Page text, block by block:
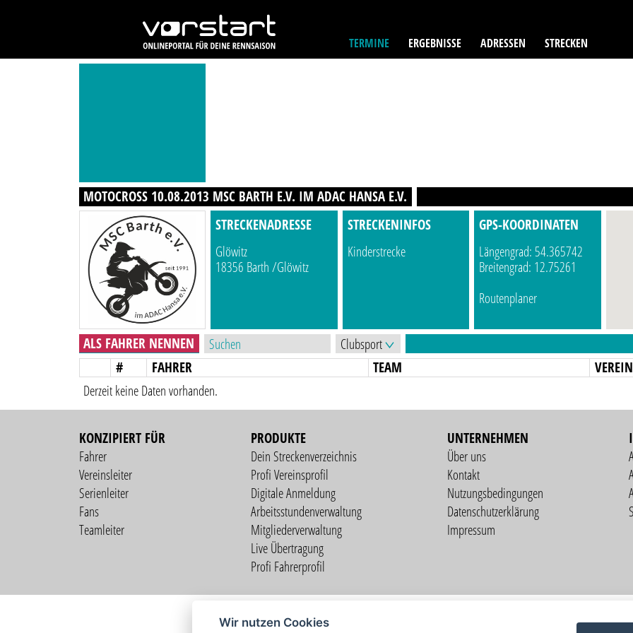
TERMINE ERGEBNISSE ADRESSEN STRECKEN
MOTOCROSS 10.08.2013 MSC BARTH E.V. IM ADAC HANSA E.V.
STRECKENADRESSE
Glöwitz
18356 Barth /Glöwitz
STRECKENINFOS
Kinderstrecke
GPS-KOORDINATEN
Längengrad: 54.365742
Breitengrad: 12.75261
Routenplaner
ALS FAHRER NENNEN
#
FAHRER TEAM VEREIN
Derzeit keine Daten vorhanden.
KONZIPIERT FÜR
Fahrer
Vereinsleiter
Serienleiter
Fans
Teamleiter
PRODUKTE
Dein Streckenverzeichnis
Profi Vereinsprofil
Digitale Anmeldung
Arbeitsstundenverwaltung
Mitgliederverwaltung
Live Übertragung
Profi Fahrerprofil
UNTERNEHMEN
Über uns
Kontakt
Nutzungsbedingungen
Datenschutzerklärung
Impressum
Wir nutzen Cookies